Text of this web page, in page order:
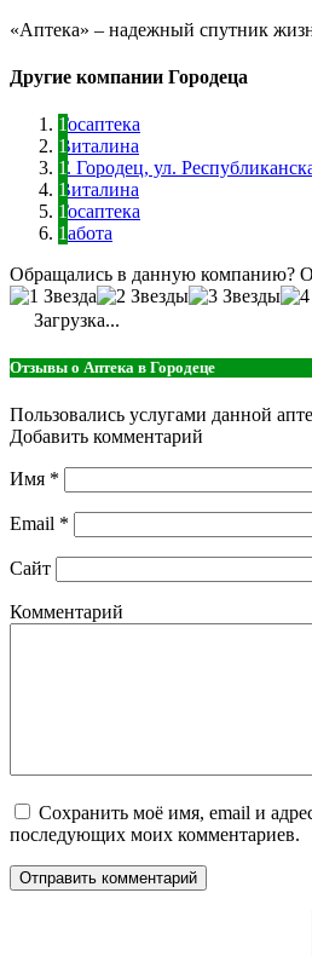
«Аптека» – надежный спутник
Другие компании Городеца
Госаптека
Виталина
Г. Городец, ул.
Виталина
Госаптека
Забота
Обращались в данную компанию?
Загрузка...
Отзывы о Аптека в Городеце
Пользовались услугами данной
Добавить комментарий
Имя *
Email *
Сайт
Комментарий
Сохранить моё имя, email и
последующих моих комментариев.